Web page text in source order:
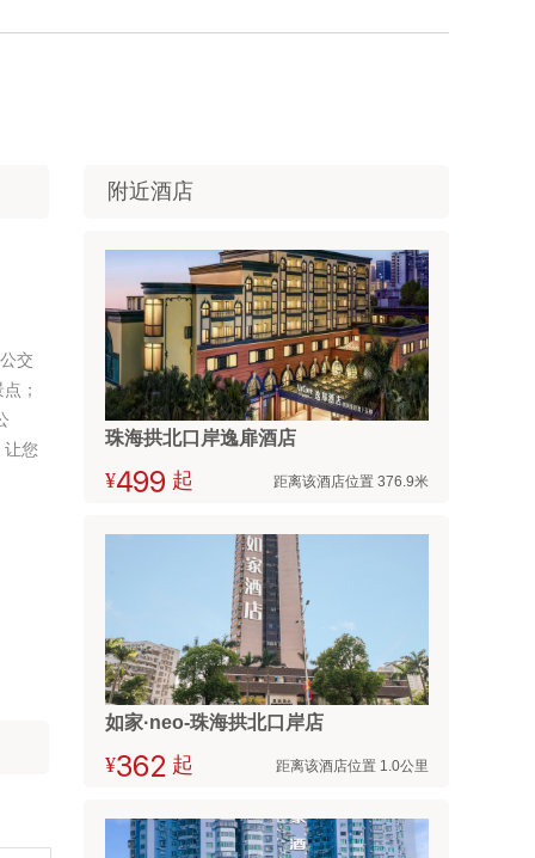
交
；
让您
附近酒店
珠海拱北口岸逸扉酒店
¥ 起 距离该酒店位置 376.9米
如家·neo-珠海拱北口岸店
¥ 起 距离该酒店位置 1.0公里